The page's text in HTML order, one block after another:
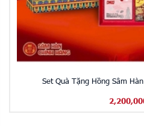
Set Quà Tặng Hồng Sâm